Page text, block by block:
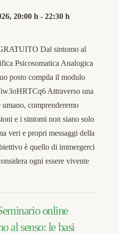
, 20:00 h - 22:30 h
Dal sintomo al
Psicosomatica Analogica
posto compila il modulo
Attraverso una
umano, comprenderemo
e i sintomi non siano solo
veri e propri messaggi della
è quello di immergerci
ogni essere vivente
online
al senso: le basi